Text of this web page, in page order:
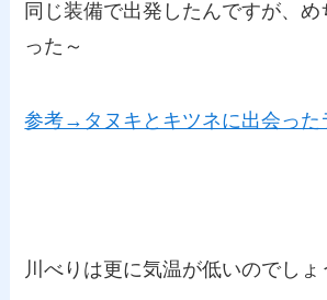
同じ装備で出発したんですが、
った～
参考→タヌキとキツネに出会った
川べりは更に気温が低いのでしょ